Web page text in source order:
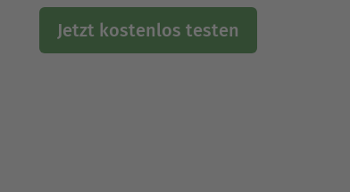
Jetzt kostenlos testen